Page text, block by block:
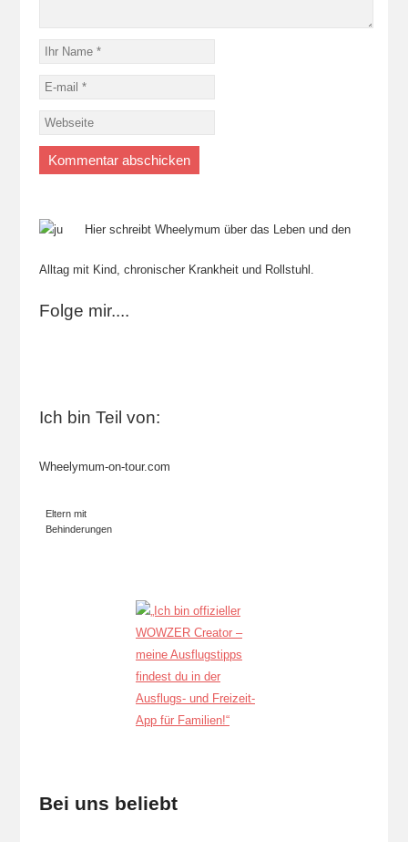
Hier schreibt Wheelymum über das Leben und den
Alltag mit Kind, chronischer Krankheit und Rollstuhl.
Folge mir....
Ich bin Teil von:
Wheelymum-on-tour.com
Eltern mit
Behinderungen
Bei uns beliebt